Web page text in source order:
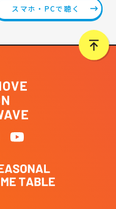
スマホ・PCで聴く